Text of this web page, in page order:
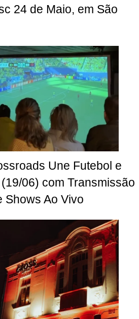
24 de Maio, em São
Une Futebol e
(19/06) com Transmissão
Shows Ao Vivo